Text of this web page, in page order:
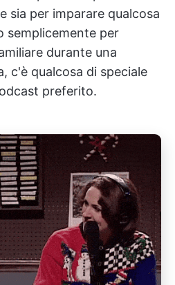
sia per imparare qualcosa
semplicemente per
durante una
c'è qualcosa di speciale
preferito.